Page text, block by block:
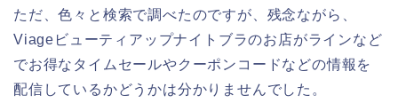
ただ、色々と検索で調べたのですが、残念ながら、
Viageビューティアップナイトブラのお店がラインなど
でお得なタイムセールやクーポンコードなどの情報を
配信しているかどうかは分かりませんでした。